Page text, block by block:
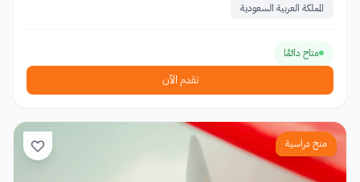
المملكة العربية السعودية
متاح دائمًا
تقدم الآن
منح دراسية